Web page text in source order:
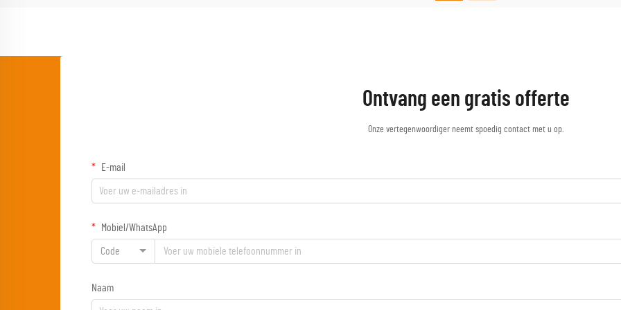
Ontvang een gratis offerte
Onze vertegenwoordiger neemt spoedig contact met u op.
E-mail
Mobiel/WhatsApp
Code
Naam